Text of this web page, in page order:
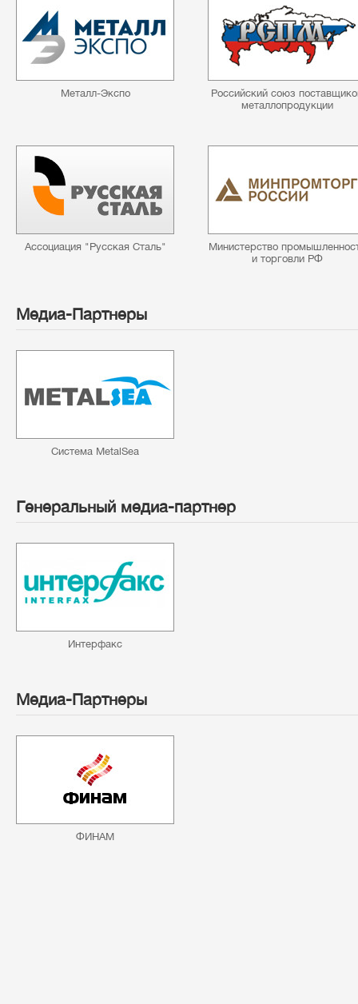
Металл-Экспо
Российский союз
металлопродукции
Ассоциация "Русская Сталь"
Министерство
и торговли РФ
Медиа-Партнеры
Система MetalSea
Генеральный медиа-партнер
Интерфакс
Медиа-Партнеры
ФИНАМ